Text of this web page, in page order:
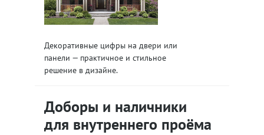
Декоративные цифры на двери или
панели — практичное и стильное
решение в дизайне.
Доборы и наличники
для внутреннего проёма